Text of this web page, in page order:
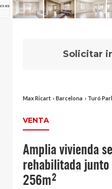
Solicitar
Max Ricart › Barcelona › Turó
VENTA
Amplia vivienda
rehabilitada junto
256m²